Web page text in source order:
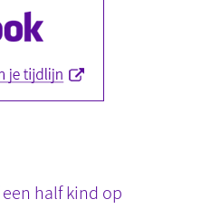
half kind op